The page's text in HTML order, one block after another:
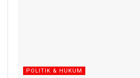
POLITIK & HUKUM